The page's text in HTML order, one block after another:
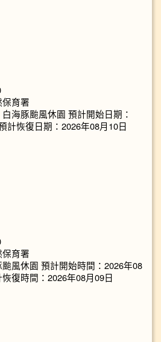
育署
海豚颱風休園 預計開始日期：
計恢復日期：2026年08月10日
育署
風休園 預計開始時間：2026年08
復時間：2026年08月09日